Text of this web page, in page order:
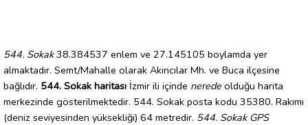
544. Sokak38.384537 enlem ve 27.145105 boylamda yer
almaktadır. Semt/Mahalle olarak Akıncılar Mh. ve Buca ilçesine
bağlıdır. 544. Sokak haritası İzmir ili içinde nerede olduğu harita
merkezinde gösterilmektedir. 544. Sokak posta kodu 35380. Rakımı
(deniz seviyesinden yüksekliği) 64 metredir. 544. Sokak GPS